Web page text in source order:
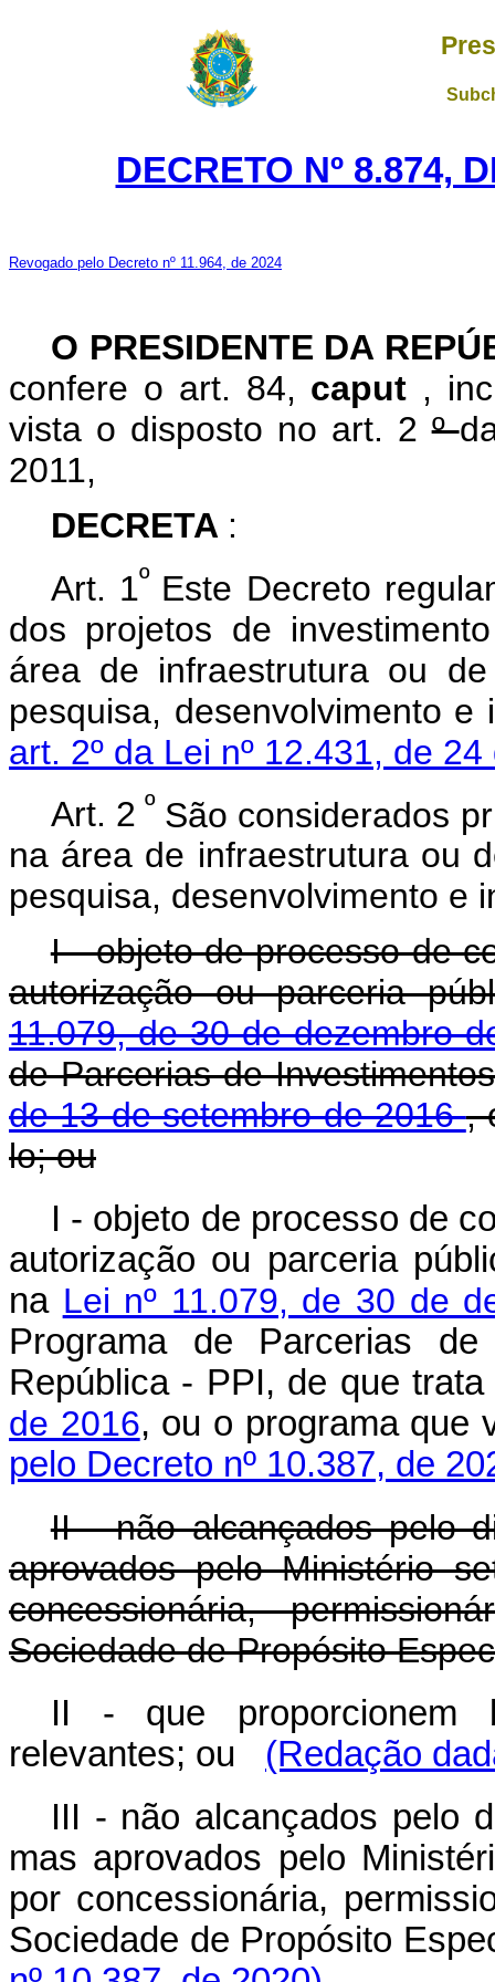
DECRETO Nº 8.874,
Revogado pelo Decreto nº 11.964, de 2024
O PRESIDENTE DA
confere o art. 84, caput ,
vista o disposto no art. 2º
2011,
DECRETA :
Art. 1º Este Decreto
dos projetos de
área de infraestrutura ou
pesquisa, desenvolvimento
art. 2º da Lei nº 12.431, de
Art. 2 º São considerados
na área de infraestrutura ou
pesquisa, desenvolvimento e
I - objeto de processo de
autorização ou parceria
11.079, de 30 de dezembro
de Parcerias de
de 13 de setembro de 2016,
lo; ou
I - objeto de processo de
autorização ou parceria
na Lei nº 11.079, de 30 de
Programa de Parcerias
República - PPI, de que
de 2016, ou o programa
pelo Decreto nº 10.387, de
II - não alcançados pelo
aprovados pelo Ministério
concessionária,
Sociedade de Propósito
II - que proporcionem
relevantes; ou
(Redação
III - não alcançados pelo
mas aprovados pelo
por concessionária,
Sociedade de Propósito